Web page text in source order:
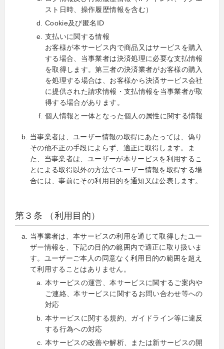
スト日時、操作履歴情報を含む）
Cookie及び匿名ID
支払いに関する情報
お客様が本サービス内で商品又はサービスを購入
する場合、当事業者は決済処理に必要な支払情報
を取得します。第三者の決済業者がお客様の購入
を処理する場合は、お客様から決済サービス会社
に提供された請求情報・支払情報を当事業者が取
得する場合があります。
個人情報と一体となった個人の属性に関する情報
当事業者は、ユーザー情報の取得にあたっては、偽り
その他不正の手段によらず、適正に取得します。ま
た、当事業者は、ユーザーが本サービスを利用するこ
とによる取得以外の方法でユーザー情報を取得する場
合には、事前にその利用目的を通知又は公表します。
第３条 （利用目的）
当事業者は、本サービスの利用を通じて取得したユー
ザー情報を、下記の目的の範囲内で適正に取り扱いま
す。ユーザーご本人の同意なく利用目的の範囲を超え
て利用することはありません。
本サービスの運営、本サービスに関するご案内や
ご連絡、本サービスに関するお問い合わせ等への
対応
本サービスに関する規約、ガイドライン等に違反
する行為への対応
本サービスの改善や解析、または新サービスの開